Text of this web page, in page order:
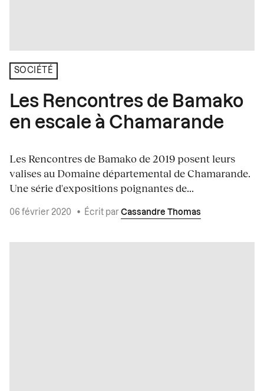
SOCIÉTÉ
Les Rencontres de Bamako
en escale à Chamarande
Les Rencontres de Bamako de 2019 posent leurs
valises au Domaine départemental de Chamarande.
Une série d'expositions poignantes de...
06 février 2020 • Écrit par Cassandre Thomas